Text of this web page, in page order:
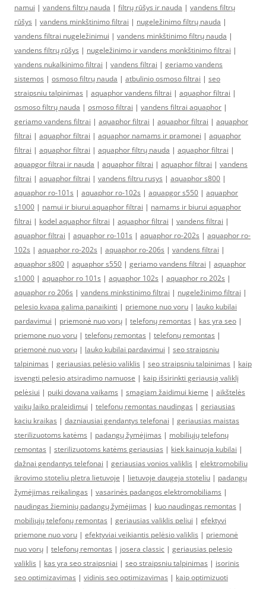
namui | vandens filtrų nauda | filtrų rūšys ir nauda | vandens filtrų
rūšys | vandens minkštinimo filtrai | nugeležinimo filtrų nauda |
vandens filtrai nugeležinimui | vandens minkštinimo filtrų nauda |
vandens filtrų rūšys | nugeležinimo ir vandens monkštinimo filtrai |
vandens nukalkinimo filtrai | vandens filtrai | geriamo vandens
sistemos | osmoso filtrų nauda | atbulinio osmoso filtrai | seo
straipsniu talpinimas | aquaphor vandens filtrai | aquaphor filtrai |
osmoso filtrų nauda | osmoso filtrai | vandens filtrai aquaphor |
geriamo vandens filtrai | aquaphor filtrai | aquaphor filtrai | aquaphor
filtrai | aquaphor filtrai | aquaphor namams ir pramonei | aquaphor
filtrai | aquaphor filtrai | aquaphor filtrų nauda | aquaphor filtrai |
aquapgor filtrai ir nauda | aquaphor filtrai | aquaphor filtrai | vandens
filtrai | aquaphor filtrai | vandens filtru rusys | aquaphor s800 |
aquaphor ro-101s | aquaphor ro-102s | aquapgor s550 | aquaphor
s1000 | namui ir biurui aquaphor filtrai | namams ir biurui aquaphor
filtrai | kodel aquaphor filtrai | aquaphor filtrai | vandens filtrai |
aquaphor filtrai | aquaphor ro-101s | aquaphor ro-202s | aquaphor ro-
102s | aquaphor ro-202s | aquaphor ro-206s | vandens filtrai |
aquaphor s800 | aquaphor s550 | geriamo vandens filtrai | aquaphor
s1000 | aquaphor ro 101s | aquaphor 102s | aquaphor ro 202s |
aquaphor ro 206s | vandens minkstinimo filtrai | nugeležinimo filtrai |
pelesio kvapa galima panaikinti | priemone nuo voru | lauko kubilai
pardavimui | priemonė nuo vorų | telefonų remontas | kas yra seo |
priemone nuo voru | telefonų remontas | telefonų remontas |
priemonė nuo vorų | lauko kubilai pardavimui | seo straipsniu
talpinimas | geriausias pelėsio valiklis | seo straipsniu talpinimas | kaip
isvengti pelesio atsiradimo namuose | kaip išsirinkti geriausią valiklį
pelėsiui | puiki dovana vaikams | smagiam žaidimui kieme | aikštelės
vaikų laiko praleidimui | telefonų remontas naudingas | geriausias
kaciu kraikas | dazniausiai gendantys telefonai | geriausias maistas
sterilizuotoms katėms | padangų žymėjimas | mobiliųjų telefonų
remontas | sterilizuotoms katėms geriausias | kiek kainuoja kubilai |
dažnai gendantys telefonai | geriausias vonios valiklis | elektromobiliu
ikrovimo stoteliu pletra lietuvoje | lietuvoje daugeja stoteliu | padangų
žymėjimas reikalingas | vasarinės padangos elektromobiliams |
naudingas žieminių padangų žymėjimas | kuo naudingas remontas |
mobiliųjų telefonų remontas | geriausias valiklis peliui | efektyvi
priemone nuo voru | efektyviai veikiantis pelėsio valiklis | priemonė
nuo vorų | telefonų remontas | josera classic | geriausias pelesio
valiklis | kas yra seo straipsniai | seo straipsniu talpinimas | isorinis
seo optimizavimas | vidinis seo optimizavimas | kaip optimizuoti